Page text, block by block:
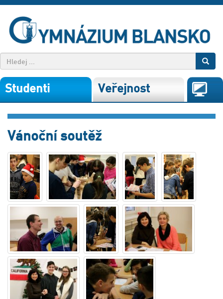
Studenti Veřejnost
Vánoční soutěž